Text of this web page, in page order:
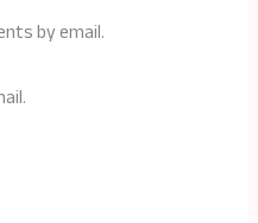
by email.